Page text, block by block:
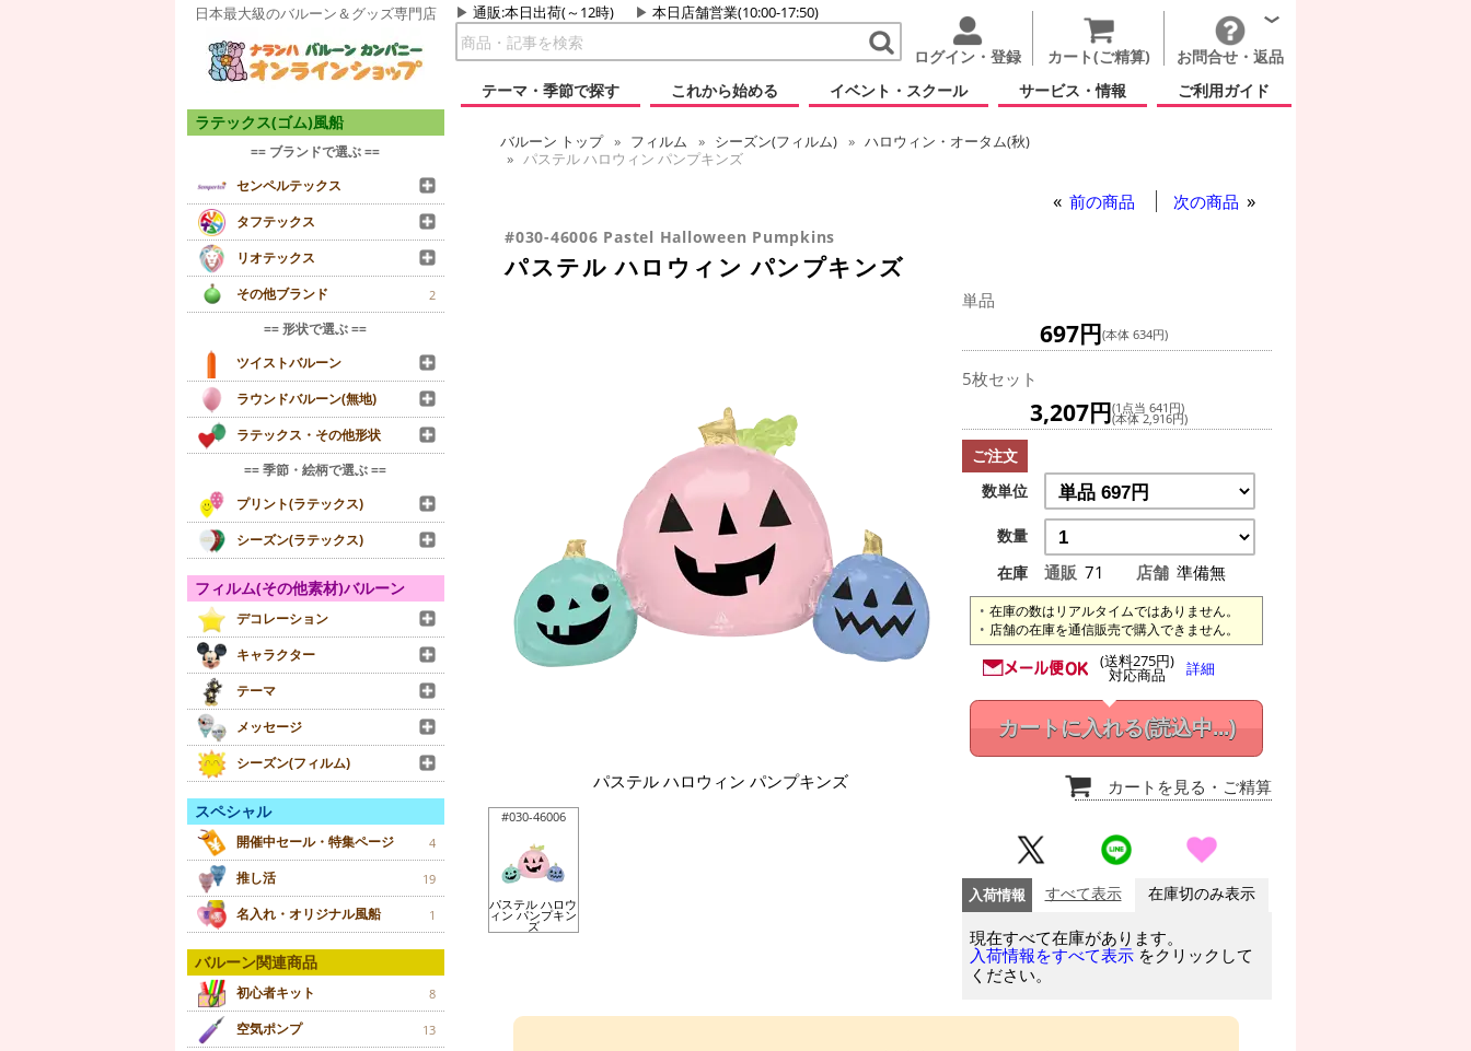
日本最大級のバルーン＆グッズ専門店 通販:本日出荷(～12時) 本日店舗営業(10:00-17:50)
ログイン・登録 カート(ご精算)
お問合せ・返品
テーマ・季節で探す
これから始める イベント・スクール サービス・情報 ご利用ガイド
ラテックス(ゴム)風船
== ブランドで選ぶ ==
センペルテックス
タフテックス
リオテックス
その他ブランド
2
== 形状で選ぶ ==
ツイストバルーン
ラウンドバルーン(無地)
ラテックス・その他形状
== 季節・絵柄で選ぶ ==
プリント(ラテックス)
シーズン(ラテックス)
フィルム(その他素材)バルーン
デコレーション
キャラクター
テーマ
メッセージ
シーズン(フィルム)
スペシャル
開催中セール・特集ページ 4
推し活 19
名入れ・オリジナル風船 1
バルーン関連商品
初心者キット 8
空気ポンプ 13
バルーン トップ フィルム シーズン(フィルム)
ハロウィン・オータム(秋)
パステル ハロウィン パンプキンズ
前の商品 次の商品
#030-46006 Pastel Halloween Pumpkins
パステル ハロウィン パンプキンズ
パステル ハロウィン パンプキンズ
#030-46006
パステル ハロウ
ィン パンプキン
ズ
単品
697円(本体 634円)
5枚セット
3,207円(1点当 641円)
(本体 2,916円)
ご注文
数単位
数量
在庫
通販 71 店舗 準備無
在庫の数はリアルタイムではありません。
店舗の在庫を通信販売で購入できません。
(送料275円)
対応商品 詳細
カートに入れる(読込中...)
カートを見る ・ご精算
入荷情報 すべて表示 在庫切のみ表示
現在すべて在庫があります。
入荷情報をすべて表示 をクリックして
ください。